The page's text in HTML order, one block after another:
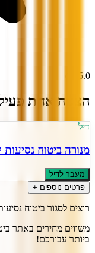
5.0
הצעה אחת
דיל
מנורה ביטוח
מעבר לדיל
פרטים נוספים +
רוצים לסגור ביטוח
משווים מחירים באתר
ביותר עבורכם!